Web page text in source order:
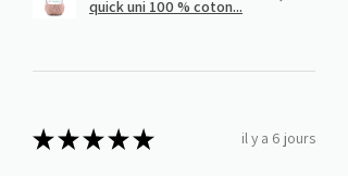
quick uni 100 % coton...
★★★★★ il y a 6 jours